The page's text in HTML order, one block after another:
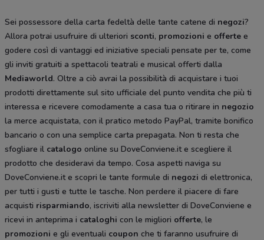
Sei possessore della carta fedeltà delle tante catene di negozi?
Allora potrai usufruire di ulteriori sconti, promozioni e offerte e
godere così di vantaggi ed iniziative speciali pensate per te, come
gli inviti gratuiti a spettacoli teatrali e musical offerti dalla
Mediaworld. Oltre a ciò avrai la possibilità di acquistare i tuoi
prodotti direttamente sul sito ufficiale del punto vendita che più ti
interessa e ricevere comodamente a casa tua o ritirare in negozio
la merce acquistata, con il pratico metodo PayPal, tramite bonifico
bancario o con una semplice carta prepagata. Non ti resta che
sfogliare il catalogo online su DoveConviene.it e scegliere il
prodotto che desideravi da tempo. Cosa aspetti naviga su
DoveConviene.it e scopri le tante formule di negozi di elettronica,
per tutti i gusti e tutte le tasche. Non perdere il piacere di fare
acquisti risparmiando, iscriviti alla newsletter di DoveConviene e
ricevi in anteprima i cataloghi con le migliori offerte, le
promozioni e gli eventuali coupon che ti faranno usufruire di